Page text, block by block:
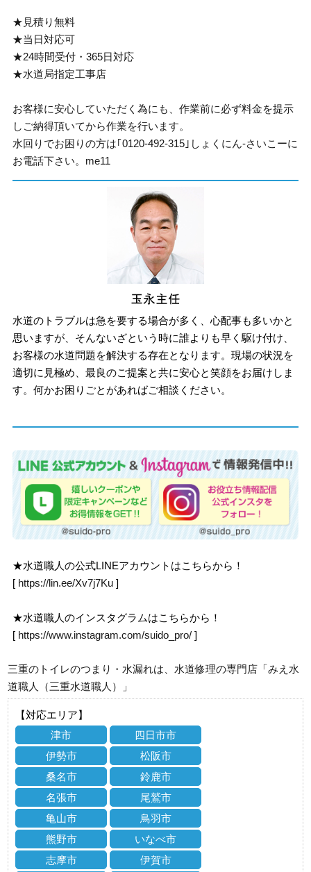
★見積り無料
★当日対応可
★24時間受付・365日対応
★水道局指定工事店
お客様に安心していただく為にも、作業前に必ず料金を提示
しご納得頂いてから作業を行います。
水回りでお困りの方は｢0120-492-315｣しょくにん-さいこーに
お電話下さい。me11
水道のトラブルは急を要する場合が多く、心配事も多いかと
思いますが、そんないざという時に誰よりも早く駆け付け、
お客様の水道問題を解決する存在となります。現場の状況を
適切に見極め、最良のご提案と共に安心と笑顔をお届けしま
す。何かお困りごとがあればご相談ください。
★水道職人の公式LINEアカウントはこちらから！
[ https://lin.ee/Xv7j7Ku ]
★水道職人のインスタグラムはこちらから！
[ https://www.instagram.com/suido_pro/ ]
三重のトイレのつまり・水漏れは、水道修理の専門店「みえ水
道職人（三重水道職人）」
【対応エリア】
津市
四日市市
伊勢市
松阪市
桑名市
鈴鹿市
名張市
尾鷲市
亀山市
鳥羽市
熊野市
いなべ市
志摩市
伊賀市